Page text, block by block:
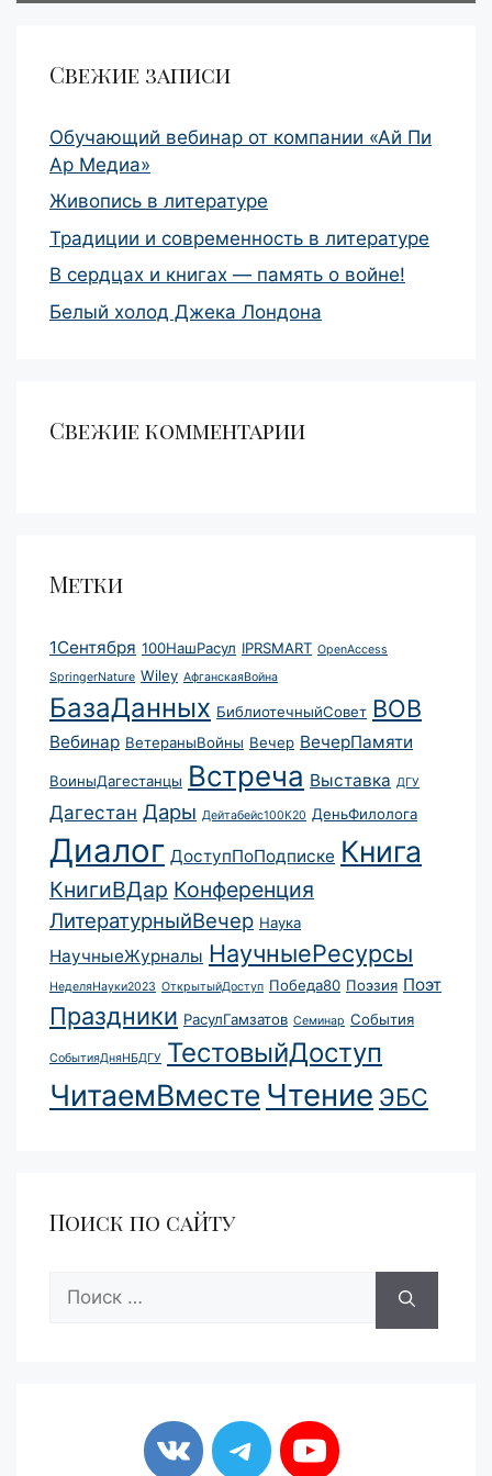
Свежие записи
Обучающий вебинар от компании «Ай Пи
Ар Медиа»
Живопись в литературе
Традиции и современность в литературе
В сердцах и книгах — память о войне!
Белый холод Джека Лондона
Свежие комментарии
Метки
1Сентября 100НашРасул IPRSMART OpenAccess
SpringerNature Wiley АфганскаяВойна
БазаДанных БиблиотечныйСовет ВОВ
Вебинар ВетераныВойны Вечер ВечерПамяти
ВоиныДагестанцы Встреча Выставка ДГУ
Дагестан Дары Дейтабейс100К20 ДеньФилолога
Диалог ДоступПоПодписке Книга
КнигиВДар Конференция
ЛитературныйВечер Наука
НаучныеЖурналы НаучныеРесурсы
НеделяНауки2023 ОткрытыйДоступ Победа80 Поэзия Поэт
Праздники РасулГамзатов Семинар События
СобытияДняНБДГУ ТестовыйДоступ
ЧитаемВместе Чтение ЭБС
Поиск по сайту